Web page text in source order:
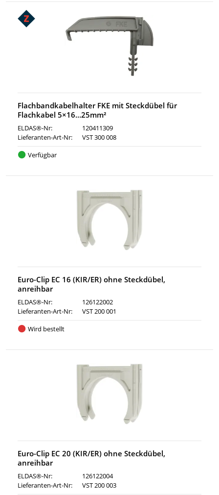
Flachbandkabelhalter FKE mit Steckdübel für
Flachkabel 5×16…25mm²
ELDAS®-Nr:
120411309
Lieferanten-Art-Nr:
VST 300 008
Verfügbar
Euro-Clip EC 16 (KIR/ER) ohne Steckdübel,
anreihbar
ELDAS®-Nr:
126122002
Lieferanten-Art-Nr:
VST 200 001
Wird bestellt
Euro-Clip EC 20 (KIR/ER) ohne Steckdübel,
anreihbar
ELDAS®-Nr:
126122004
Lieferanten-Art-Nr:
VST 200 003